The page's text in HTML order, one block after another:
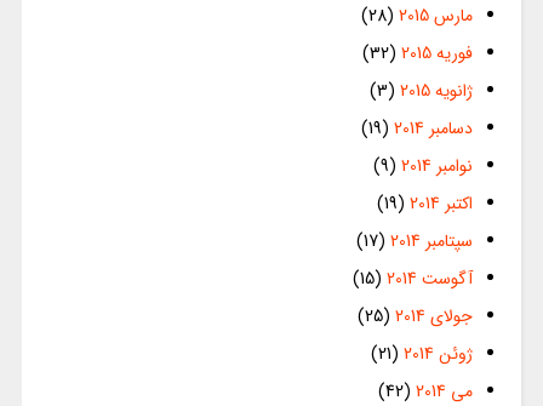
مارس 2015
(28)
فوریه 2015
(32)
ژانویه 2015
(3)
دسامبر 2014
(19)
نوامبر 2014
(9)
اکتبر 2014
(19)
سپتامبر 2014
(17)
آگوست 2014
(15)
جولای 2014
(25)
ژوئن 2014
(21)
می 2014
(42)